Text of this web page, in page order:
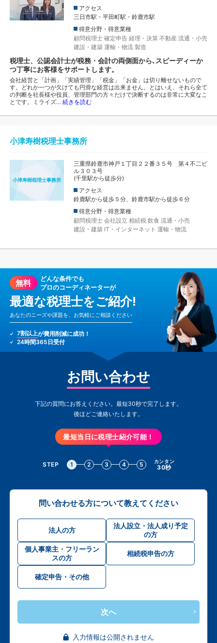
アクセス
三日市駅・平田町駅・鈴鹿市駅
得意分野・得意業種
顧問税理士 確定申告 経理・決算 不動産 流通・小売
建設・建築 運輸・物流 製造
税理士、公認会計士が税務・会計の両側面から､スピーディーか
つ丁寧にお客様をサポートします。
会社経営と「計画」「実績管理」「税金」「お金」は切り離せないもので
す。どれか一つが欠けても円滑な経営は出来ません。とはいえ、それら全て
の判断を社長様や役員、管理部門の方々だけで決断するのは非常に大変なこ
とです。ミライズ… 続きを読む
小津寿樹税理士事務所
小津寿樹税理士事務所
三重県鈴鹿市神戸１丁目２２番３５号 第４不二ビ
ル３０３号
(千里駅から徒歩分)
アクセス
鈴鹿駅から徒歩５分、鈴鹿市駅から徒歩６分
得意分野・得意業種
顧問税理士 会社設立 相続税 飲食 流通・小売
建設・建築 IT・インターネット 運輸・物流
無料
どんな条件でも
プロのコーディネーターが
最適な税理士をご紹介!
あなたのニーズや課題を、お気軽にご相談ください
7割以上が費用削減に成功！
24時間365日受付
お問い合わせ
下記の質問にお答えください。最短30秒で完了します。
後ほどご連絡いたします。
最短当日に税理士紹介可能！
STEP 1 2 3 4 5 カンタン
30秒
問い合わせる方について教えてください
法人の方
法人設立・法人成り予定
の方
個人事業主・フリーラン
スの方
相続税申告の方
確定申告・その他
次へ
入力情報は公開されません